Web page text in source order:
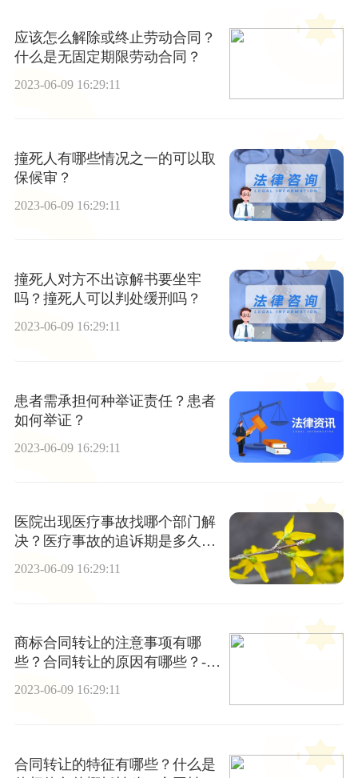
应该怎么解除或终止劳动合同？
什么是无固定期限劳动合同？
2023-06-09 16:29:11
撞死人有哪些情况之一的可以取
保候审？
2023-06-09 16:29:11
撞死人对方不出谅解书要坐牢
吗？撞死人可以判处缓刑吗？
2023-06-09 16:29:11
患者需承担何种举证责任？患者
如何举证？
2023-06-09 16:29:11
医院出现医疗事故找哪个部门解
决？医疗事故的追诉期是多久？|
环球看热讯
2023-06-09 16:29:11
商标合同转让的注意事项有哪
些？合同转让的原因有哪些？-看
热讯
2023-06-09 16:29:11
合同转让的特征有哪些？什么是